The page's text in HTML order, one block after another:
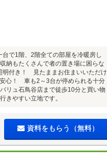
で1階、2階全ての部屋を冷暖房し
納もたくさんで者の置き場に困らな
明付き！ 見たままお住まいいただけ
心！ 車も2～3台が停められる十分
リュ石鳥谷店まで徒歩10分と買い物
きやすい立地です。
資料をもらう（無料）